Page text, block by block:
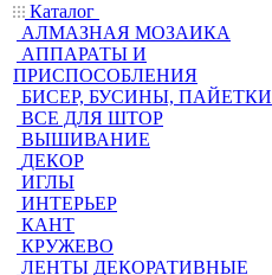
Каталог
АЛМАЗНАЯ МОЗАИКА
АППАРАТЫ И
ПРИСПОСОБЛЕНИЯ
БИСЕР, БУСИНЫ, ПАЙЕТКИ
ВСЕ ДЛЯ ШТОР
ВЫШИВАНИЕ
ДЕКОР
ИГЛЫ
ИНТЕРЬЕР
КАНТ
КРУЖЕВО
ЛЕНТЫ ДЕКОРАТИВНЫЕ